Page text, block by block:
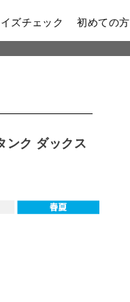
ズチェック 初めての方
ンク ダックス